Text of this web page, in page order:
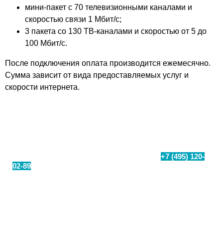
мини-пакет с 70 телевизионными каналами и
скоростью связи 1 Мбит/с;
3 пакета со 130 ТВ-каналами и скоростью от 5 до
100 Мбит/с.
После подключения оплата производится ежемесячно.
Сумма зависит от вида предоставляемых услуг и
скорости интернета.
+7 (495) 120-
02-89